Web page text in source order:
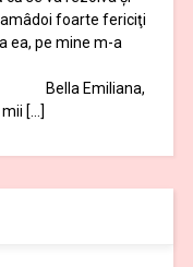
foarte fericiţi
ea, pe mine m-a
[…]